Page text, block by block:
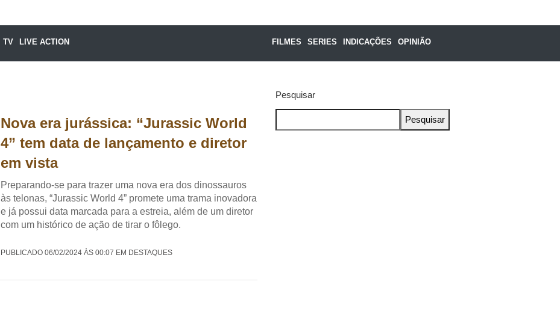
TV LIVE ACTION FILMES SERIES INDICAÇÕES OPINIÃO
Nova era jurássica: “Jurassic World
4” tem data de lançamento e diretor
em vista
Preparando-se para trazer uma nova era dos dinossauros
às telonas, “Jurassic World 4” promete uma trama inovadora
e já possui data marcada para a estreia, além de um diretor
com um histórico de ação de tirar o fôlego.
PUBLICADO 06/02/2024 ÀS 00:07 EM DESTAQUES
Pesquisar
Pesquisar